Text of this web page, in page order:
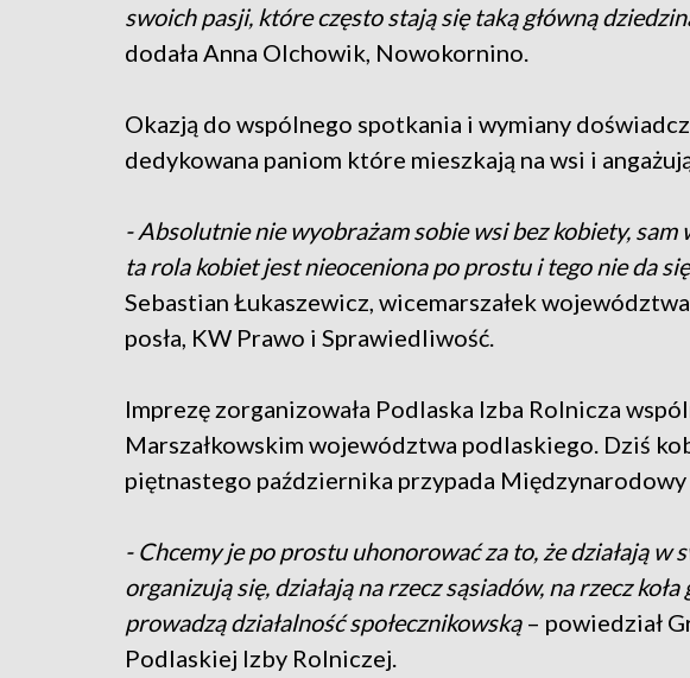
swoich pasji, które często stają się taką główną
dodała Anna Olchowik, Nowokornino.
Okazją do wspólnego spotkania i wymiany
dedykowana paniom które mieszkają na wsi i
- Absolutnie nie wyobrażam sobie wsi bez kobiety, sam
ta rola kobiet jest nieoceniona po prostu i tego nie da
Sebastian Łukaszewicz, wicemarszałek
posła, KW Prawo i Sprawiedliwość.
Imprezę zorganizowała Podlaska Izba Rolnicza
Marszałkowskim województwa podlaskiego. Dziś
piętnastego października przypada
- Chcemy je po prostu uhonorować za to, że działają w
organizują się, działają na rzecz sąsiadów, na rzecz
prowadzą działalność społecznikowską– powiedział
Podlaskiej Izby Rolniczej.